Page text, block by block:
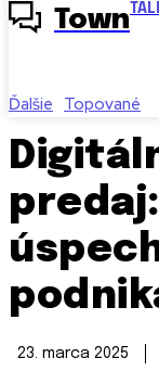
Town
Ďalšie Topované
23. marca 2025